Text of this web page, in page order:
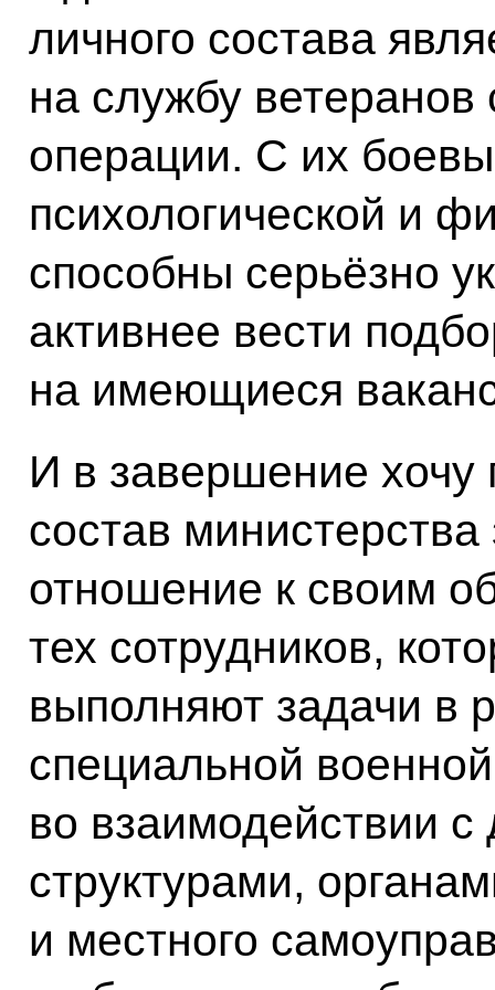
личного состава
на службу
операции. С их
психологической и
способны серьёзно
активнее вести
на имеющиеся
И в завершение хочу
состав
отношение к своим
тех сотрудников,
выполняют задачи в
специальной
во взаимодействии
структурами,
и местного